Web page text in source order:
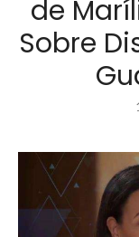
de
Sobre